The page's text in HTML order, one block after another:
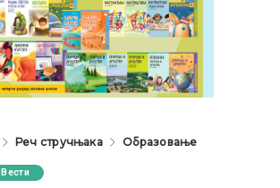
Реч стручњака Образовање
Вести